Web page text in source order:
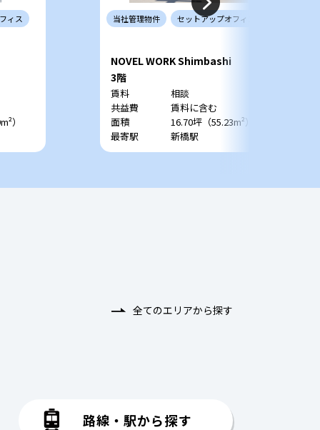
ィス
）
当社管理物件 セットアップオフィス
NOVEL WORK Shimbashi
3階
賃料
相談
共益費
賃料に含む
面積
16.70坪（55.23m²）
最寄駅
新橋駅
全てのエリアから探す
路線・駅から探す